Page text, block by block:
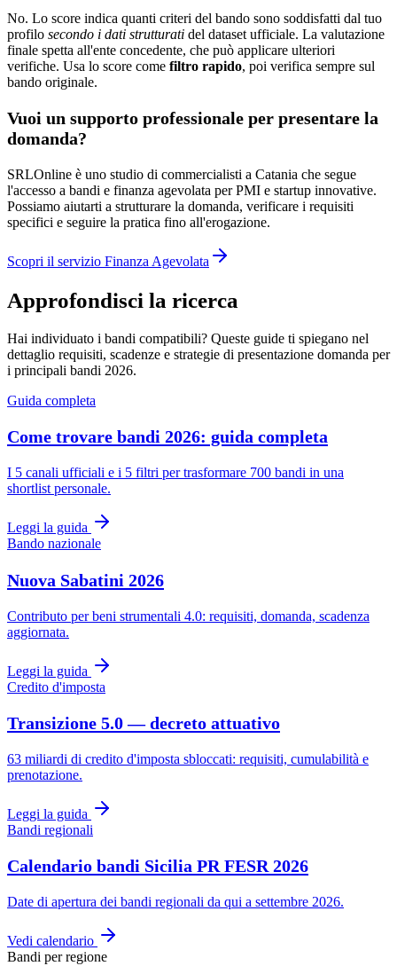
No. Lo score indica quanti criteri del bando sono soddisfatti dal tuo
profilo secondo i dati strutturati del dataset ufficiale. La valutazione
finale spetta all'ente concedente, che può applicare ulteriori
verifiche. Usa lo score come filtro rapido, poi verifica sempre sul
bando originale.
Vuoi un supporto professionale per presentare la
domanda?
SRLOnline è uno studio di commercialisti a Catania che segue
l'accesso a bandi e finanza agevolata per PMI e startup innovative.
Possiamo aiutarti a strutturare la domanda, verificare i requisiti
specifici e seguire la pratica fino all'erogazione.
Scopri il servizio Finanza Agevolata
Approfondisci la ricerca
Hai individuato i bandi compatibili? Queste guide ti spiegano nel
dettaglio requisiti, scadenze e strategie di presentazione domanda per
i principali bandi 2026.
Guida completa
Come trovare bandi 2026: guida completa
I 5 canali ufficiali e i 5 filtri per trasformare 700 bandi in una
shortlist personale.
Leggi la guida
Bando nazionale
Nuova Sabatini 2026
Contributo per beni strumentali 4.0: requisiti, domanda, scadenza
aggiornata.
Leggi la guida
Credito d'imposta
Transizione 5.0 — decreto attuativo
63 miliardi di credito d'imposta sbloccati: requisiti, cumulabilità e
prenotazione.
Leggi la guida
Bandi regionali
Calendario bandi Sicilia PR FESR 2026
Date di apertura dei bandi regionali da qui a settembre 2026.
Vedi calendario
Bandi per regione